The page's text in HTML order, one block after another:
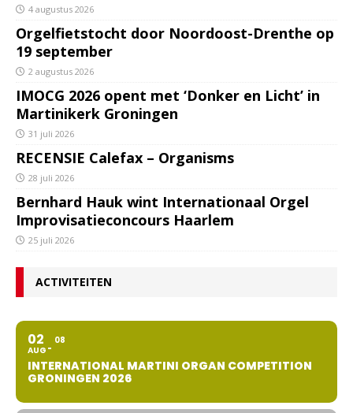
4 augustus 2026
Orgelfietstocht door Noordoost-Drenthe op
19 september
2 augustus 2026
IMOCG 2026 opent met ‘Donker en Licht’ in
Martinikerk Groningen
31 juli 2026
RECENSIE Calefax – Organisms
28 juli 2026
Bernhard Hauk wint Internationaal Orgel
Improvisatieconcours Haarlem
25 juli 2026
ACTIVITEITEN
02
AUG
08
INTERNATIONAL MARTINI ORGAN COMPETITION
GRONINGEN 2026